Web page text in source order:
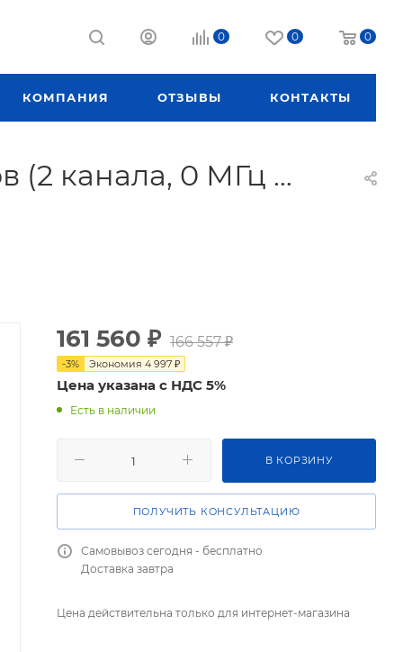
0 0 0
КОМПАНИЯ ОТЗЫВЫ КОНТАКТЫ
(2 канала, 0 МГц …
161 560 ₽ 166 557₽
-3% Экономия 4 997 ₽
Цена указана с НДС 5%
Есть в наличии
В КОРЗИНУ
ПОЛУЧИТЬ КОНСУЛЬТАЦИЮ
Самовывоз сегодня - бесплатно
Доставка завтра
Цена действительна только для интернет-магазина